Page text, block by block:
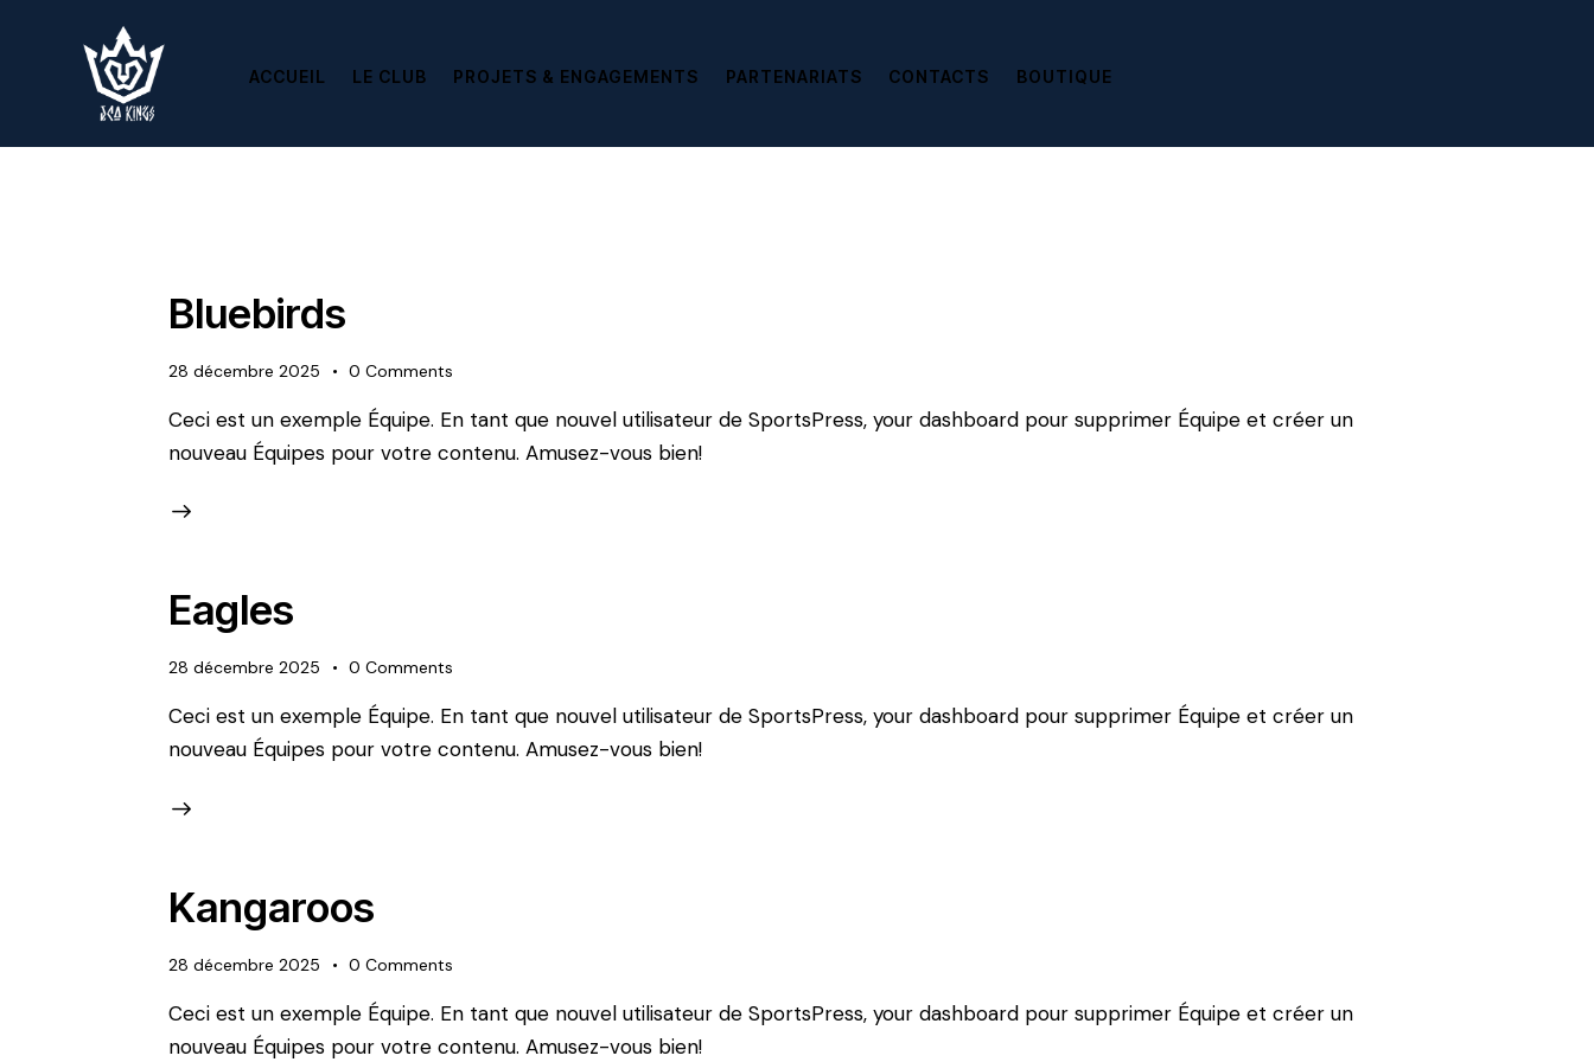
ACCUEIL LE CLUB PROJETS & ENGAGEMENTS PARTENARIATS CONTACTS BOUTIQUE
Bluebirds
28 décembre 2025 0 Comments
Ceci est un exemple Équipe. En tant que nouvel utilisateur de SportsPress, your dashboard pour supprimer Équipe et créer un
nouveau Équipes pour votre contenu. Amusez-vous bien!
Eagles
28 décembre 2025 0 Comments
Ceci est un exemple Équipe. En tant que nouvel utilisateur de SportsPress, your dashboard pour supprimer Équipe et créer un
nouveau Équipes pour votre contenu. Amusez-vous bien!
Kangaroos
28 décembre 2025 0 Comments
Ceci est un exemple Équipe. En tant que nouvel utilisateur de SportsPress, your dashboard pour supprimer Équipe et créer un
nouveau Équipes pour votre contenu. Amusez-vous bien!